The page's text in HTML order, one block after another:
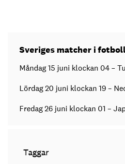
Sveriges matcher i
Måndag 15 juni klockan 04 –
Lördag 20 juni klockan 19 –
Fredag 26 juni klockan 01 –
Taggar